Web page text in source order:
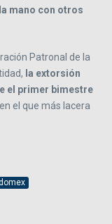
mano con otros
Patronal de la
la extorsión
el primer bimestre
el que más lacera